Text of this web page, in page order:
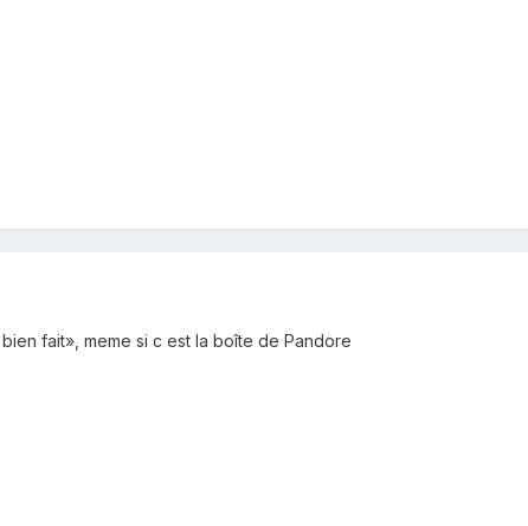
fait», meme si c est la boîte de Pandore